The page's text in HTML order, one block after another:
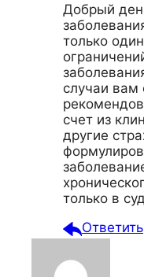
Добрый
только
случаи вам
счет из
другие
только в
Ответить